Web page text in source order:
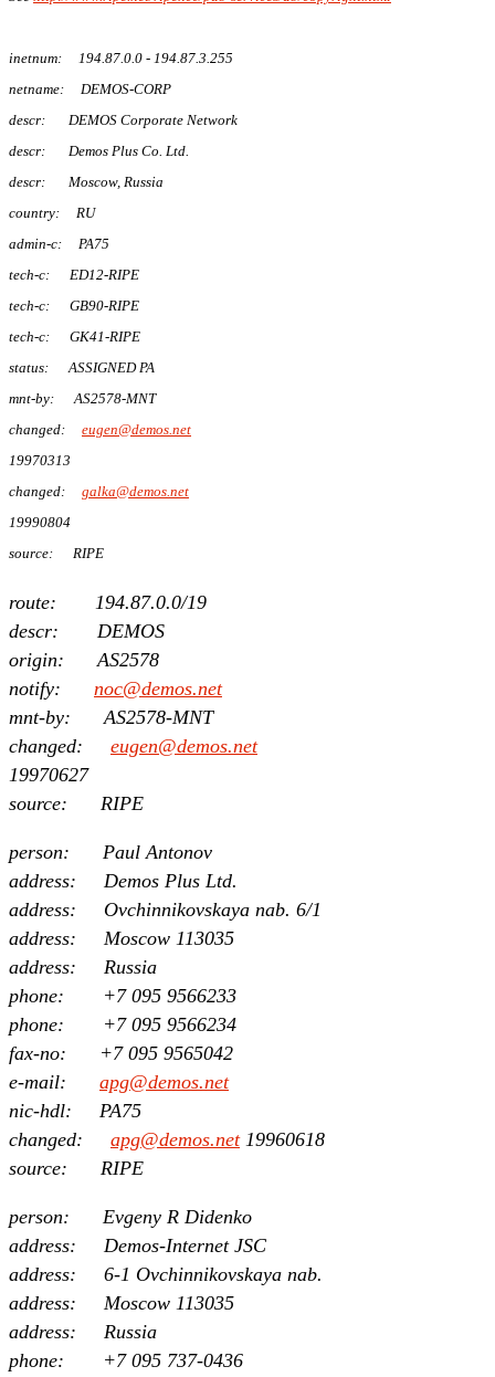
inetnum: 194.87.0.0 - 194.87.3.255
netname: DEMOS-CORP
descr: DEMOS Corporate Network
descr: Demos Plus Co. Ltd.
descr: Moscow, Russia
country: RU
admin-c: PA75
tech-c: ED12-RIPE
tech-c: GB90-RIPE
tech-c: GK41-RIPE
status: ASSIGNED PA
mnt-by: AS2578-MNT
changed: eugen@demos.net
19970313
changed: galka@demos.net
19990804
source: RIPE
route: 194.87.0.0/19
descr: DEMOS
origin: AS2578
notify: noc@demos.net
mnt-by: AS2578-MNT
changed: eugen@demos.net
19970627
source: RIPE
person: Paul Antonov
address: Demos Plus Ltd.
address: Ovchinnikovskaya nab. 6/1
address: Moscow 113035
address: Russia
phone: +7 095 9566233
phone: +7 095 9566234
fax-no: +7 095 9565042
e-mail: apg@demos.net
nic-hdl: PA75
changed: apg@demos.net19960618
source: RIPE
person: Evgeny R Didenko
address: Demos-Internet JSC
address: 6-1 Ovchinnikovskaya nab.
address: Moscow 113035
address: Russia
phone: +7 095 737-0436